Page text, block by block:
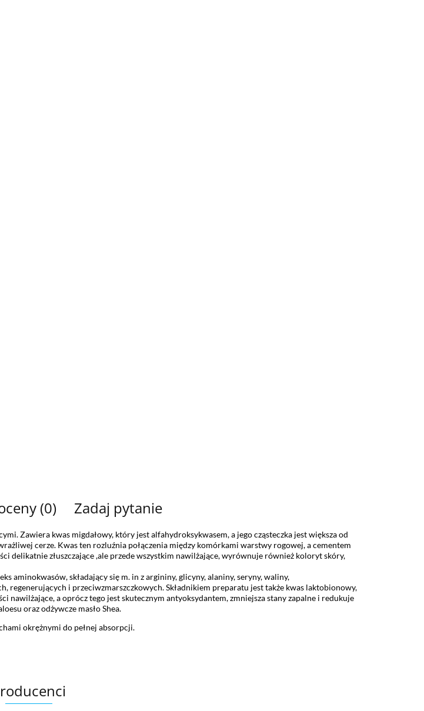
(0) Zadaj pytanie
Zawiera kwas migdałowy, który jest alfahydroksykwasem, a jego cząsteczka jest większa od
cerze. Kwas ten rozluźnia połączenia między komórkami warstwy rogowej, acementem
delikatnie złuszczające ,ale przede wszystkim nawilżające, wyrównuje również koloryt skóry,
aminokwasów, składający się m. in z argininy, glicyny, alaniny, seryny, waliny,
regenerujących i przeciwzmarszczkowych. Składnikiem preparatu jest także kwas laktobionowy,
a oprócz tego jest skutecznym antyoksydantem, zmniejsza stany zapalne i redukuje
oraz odżywcze masło Shea.
okrężnymi do pełnej absorpcji.